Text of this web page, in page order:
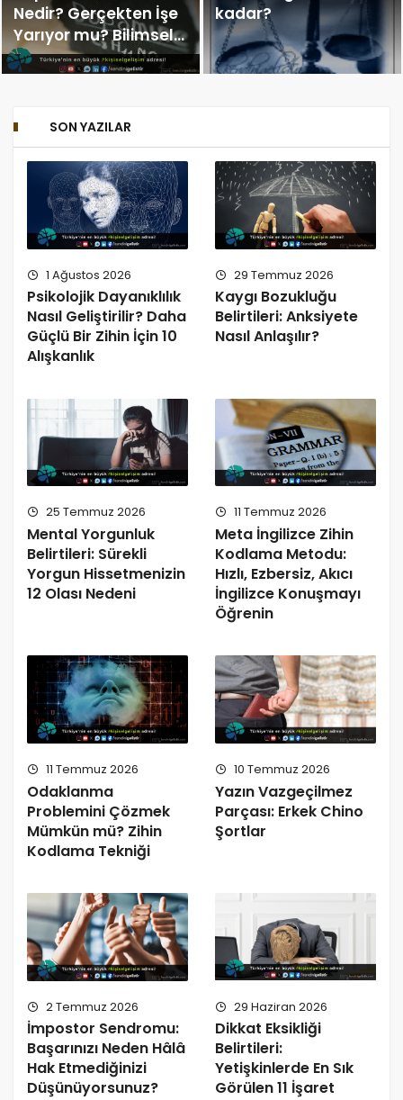
Nedir? Gerçekten İşe
Yarıyor mu? Bilimsel
Gerçekler (2026)
kadar?
SON YAZILAR
1 Ağustos 2026
Psikolojik Dayanıklılık
Nasıl Geliştirilir? Daha
Güçlü Bir Zihin İçin 10
Alışkanlık
29 Temmuz 2026
Kaygı Bozukluğu
Belirtileri: Anksiyete
Nasıl Anlaşılır?
25 Temmuz 2026
Mental Yorgunluk
Belirtileri: Sürekli
Yorgun Hissetmenizin
12 Olası Nedeni
11 Temmuz 2026
Meta İngilizce Zihin
Kodlama Metodu:
Hızlı, Ezbersiz, Akıcı
İngilizce Konuşmayı
Öğrenin
11 Temmuz 2026
Odaklanma
Problemini Çözmek
Mümkün mü? Zihin
Kodlama Tekniği
10 Temmuz 2026
Yazın Vazgeçilmez
Parçası: Erkek Chino
Şortlar
2 Temmuz 2026
İmpostor Sendromu:
Başarınızı Neden Hâlâ
Hak Etmediğinizi
Düşünüyorsunuz?
29 Haziran 2026
Dikkat Eksikliği
Belirtileri:
Yetişkinlerde En Sık
Görülen 11 İşaret